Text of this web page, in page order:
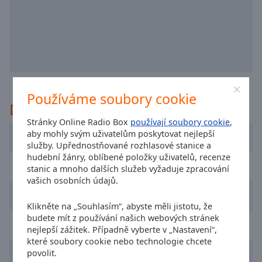
Používáme soubory cookie
Stránky Online Radio Box používají soubory cookie,
aby mohly svým uživatelům poskytovat nejlepší
služby. Upřednostňované rozhlasové stanice a
hudební žánry, oblíbené položky uživatelů, recenze
stanic a mnoho dalších služeb vyžaduje zpracování
vašich osobních údajů.
Klikněte na „Souhlasím“, abyste měli jistotu, že
budete mít z používání našich webových stránek
nejlepší zážitek. Případně vyberte v „Nastavení“,
které soubory cookie nebo technologie chcete
povolit.
Picture
Fullscreen
This
modal
window.
window.
Escape
Doporučeno
8Radio.com
Radio Nova
Today FM
The 90s Network